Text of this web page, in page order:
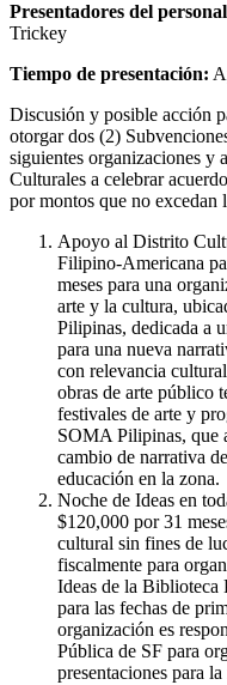
Presentadores del
Trickey
Tiempo de presentación:
Discusión y posible acción
otorgar dos (2)
siguientes organizaciones y
Culturales a celebrar
por montos que no excedan
Apoyo al Distrito
Filipino-Americana
meses para una
arte y la cultura,
Pilipinas, dedicada a
para una nueva
con relevancia
obras de arte público
festivales de arte y
SOMA Pilipinas, que
cambio de narrativa
educación en la zona.
Noche de Ideas en
$120,000 por 31
cultural sin fines de
fiscalmente para
Ideas de la Biblioteca
para las fechas de
organización es
Pública de SF para
presentaciones para la